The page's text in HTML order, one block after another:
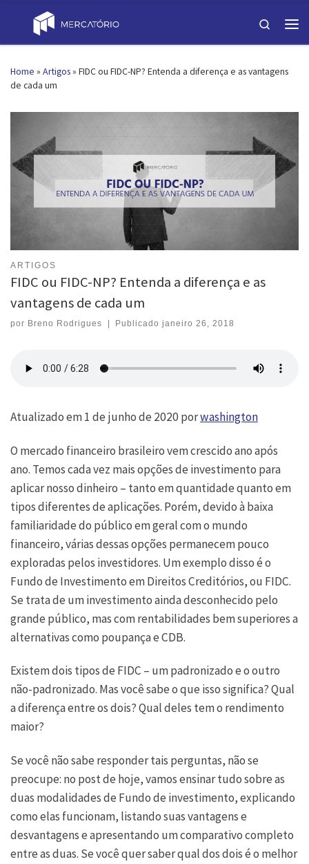
Skip to content
Search
Home » Artigos» FIDC ou FIDC-NP? Entenda a diferença e as vantagens
de cada um
ARTIGOS
FIDC ou FIDC-NP? Entenda a diferença e as
vantagens de cada um
por Breno Rodrigues Publicadojaneiro 26, 2018
Atualizado em 1 de junho de 2020 porwashington
O mercado financeiro brasileiro vem crescido ano após
ano. Temos cada vez mais opções de investimento para
aplicar nosso dinheiro – tanto em quantidade quanto em
tipos diferentes de aplicações. Porém, devido à baixa
familiaridade do público em geral com o mundo
financeiro, várias dessas opções permanecem pouco
exploradas pelos investidores. Um exemplo disso é o
Fundo de Investimento em Direitos Creditórios, ou FIDC.
Se trata de um investimento ainda desconhecido pelo
grande público, mas com rentabilidades bem superiores a
alternativas como poupança e CDB.
Existem dois tipos de FIDC – um padronizado e o outro
não-padronizado. Mas você sabe o que isso significa? Qual
a diferença entre os dois? Qual deles tem o rendimento
maior?
Se você não sabe responder tais perguntas, não se
preocupe: no post de hoje, vamos ensinar tudo sobre as
duas modalidades de Fundo de investimento, explicando
como elas funcionam, listando suas vantagens e
desvantagens e apresentando um comparativo completo
entre as duas. Se você quer saber qual dos dois é o melhor